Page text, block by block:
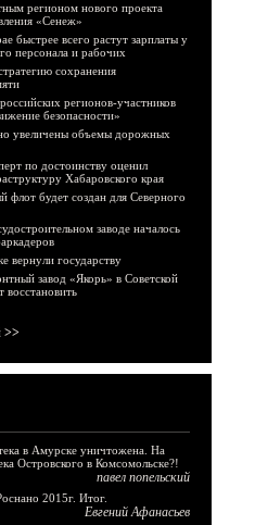
регионом нового проекта
«Сенеж»
быстрее всего растут зарплаты у
персонала и рабочих
сохранения
регионов-участников
безопасности»
увеличены объемы дорожных
по достоинству оценил
Хабаровского края
флот будет создан для Северного
заводе началось
вернули государству
завод «Якорь» в Советской
восстановить
>>
в Амурске уничтожена. На
Островского в Комсомольске?!
павел попельский
2015г. Итог.
Евгений Афанасьев